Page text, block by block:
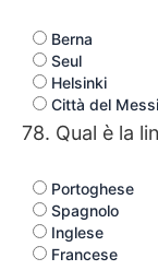
Berna
Seul
Helsinki
Città del
78. Qual è la
Portoghese
Spagnolo
Inglese
Francese